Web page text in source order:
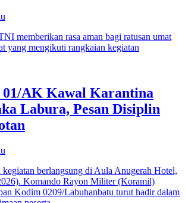
AK Kawal Karantina
Labura, Pesan Disiplin